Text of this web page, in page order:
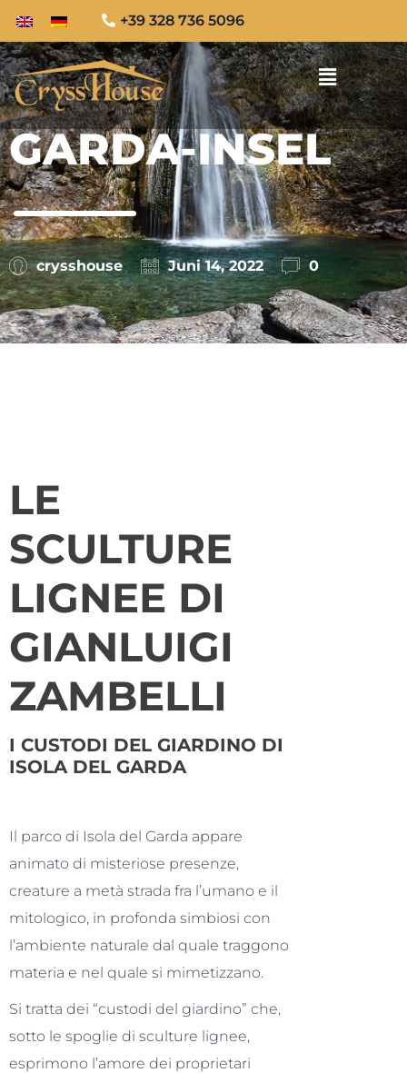
+39 328 736 5096
GARDA-INSEL
crysshouse Juni 14, 2022 0
LE
SCULTURE
LIGNEE DI
GIANLUIGI
ZAMBELLI
I CUSTODI DEL GIARDINO DI
ISOLA DEL GARDA
Il parco di Isola del Garda appare
animato di misteriose presenze,
creature a metà strada fra l’umano e il
mitologico, in profonda simbiosi con
l’ambiente naturale dal quale traggono
materia e nel quale si mimetizzano.
Si tratta dei “custodi del giardino” che,
sotto le spoglie di sculture lignee,
esprimono l’amore dei proprietari